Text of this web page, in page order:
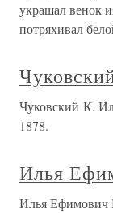
украшал венок
потряхивал
Чуковский К.
1878.
Илья
Илья Ефимович